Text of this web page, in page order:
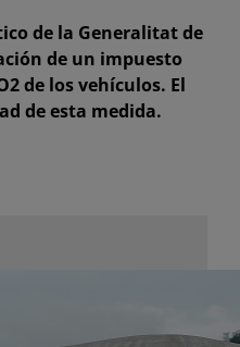
de la Generalitat de
de un impuesto
de los vehículos. El
de esta medida.